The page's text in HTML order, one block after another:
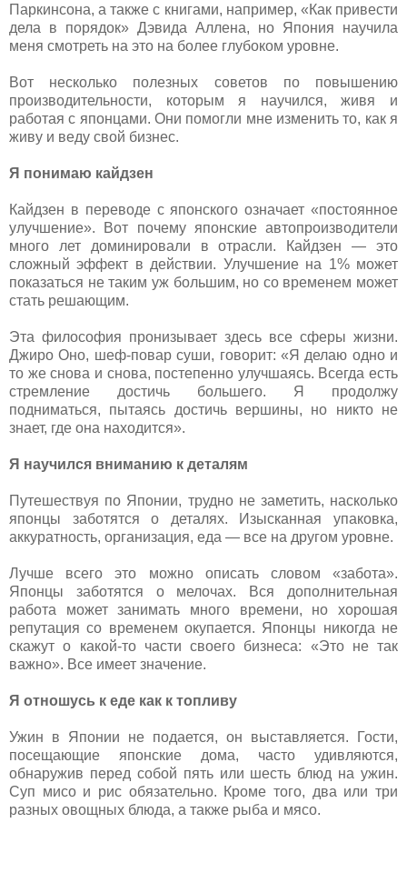
Паркинсона, а также с книгами, например, «Как привести
дела в порядок» Дэвида Аллена, но Япония научила
меня смотреть на это на более глубоком уровне.
Вот несколько полезных советов по повышению
производительности, которым я научился, живя и
работая с японцами. Они помогли мне изменить то, как я
живу и веду свой бизнес.
Я понимаю кайдзен
Кайдзен в переводе с японского означает «постоянное
улучшение». Вот почему японские автопроизводители
много лет доминировали в отрасли. Кайдзен — это
сложный эффект в действии. Улучшение на 1% может
показаться не таким уж большим, но со временем может
стать решающим.
Эта философия пронизывает здесь все сферы жизни.
Джиро Оно, шеф-повар суши, говорит: «Я делаю одно и
то же снова и снова, постепенно улучшаясь. Всегда есть
стремление достичь большего. Я продолжу
подниматься, пытаясь достичь вершины, но никто не
знает, где она находится».
Я научился вниманию к деталям
Путешествуя по Японии, трудно не заметить, насколько
японцы заботятся о деталях. Изысканная упаковка,
аккуратность, организация, еда — все на другом уровне.
Лучше всего это можно описать словом «забота».
Японцы заботятся о мелочах. Вся дополнительная
работа может занимать много времени, но хорошая
репутация со временем окупается. Японцы никогда не
скажут о какой-то части своего бизнеса: «Это не так
важно». Все имеет значение.
Я отношусь к еде как к топливу
Ужин в Японии не подается, он выставляется. Гости,
посещающие японские дома, часто удивляются,
обнаружив перед собой пять или шесть блюд на ужин.
Суп мисо и рис обязательно. Кроме того, два или три
разных овощных блюда, а также рыба и мясо.